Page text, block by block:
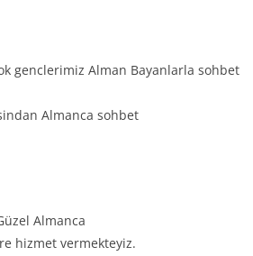
genclerimiz Alman Bayanlarla sohbet
Almanca sohbet
Almanca
hizmet vermekteyiz.